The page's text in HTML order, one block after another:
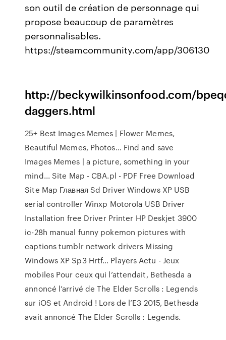
son outil de création de personnage qui
propose beaucoup de paramètres
personnalisables.
https://steamcommunity.com/app/306130
http://beckywilkinsonfood.com/
daggers.html
25+ Best Images Memes | Flower Memes,
Beautiful Memes, Photos… Find and save
Images Memes | a picture, something in your
mind... Site Map - CBA.pl - PDF Free Download
Site Map Главная Sd Driver Windows XP USB
serial controller Winxp Motorola USB Driver
Installation free Driver Printer HP Deskjet 3900
ic-28h manual funny pokemon pictures with
captions tumblr network drivers Missing
Windows XP Sp3 Hrtf… Players Actu - Jeux
mobilesPour ceux qui l’attendait, Bethesda a
annoncé l’arrivé de The Elder Scrolls : Legends
sur iOS et Android ! Lors de l’E3 2015, Bethesda
avait annoncé The Elder Scrolls : Legends.